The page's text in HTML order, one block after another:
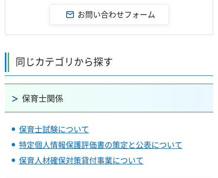
同じカテゴリから探す
保育士関係
保育士試験について
特定個人情報保護評価書の策定と公表について
保育人材確保対策貸付事業について